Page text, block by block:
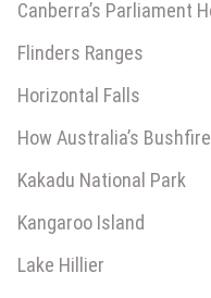
Canberra’s Parliament
Flinders Ranges
Horizontal Falls
How Australia’s
Kakadu National Park
Kangaroo Island
Lake Hillier